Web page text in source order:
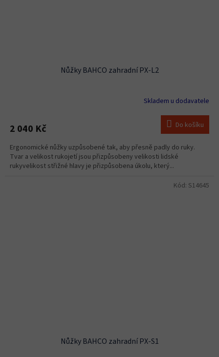
Nůžky BAHCO zahradní PX-L2
Skladem u dodavatele
2 040 Kč Do košíku
Ergonomické nůžky uzpůsobené tak, aby přesně padly do ruky.
Tvar a velikost rukojetí jsou přizpůsobeny velikosti lidské
rukyvelikost střižné hlavy je přizpůsobena úkolu, který...
Nůžky BAHCO zahradní PX-S1
Kód: S14645